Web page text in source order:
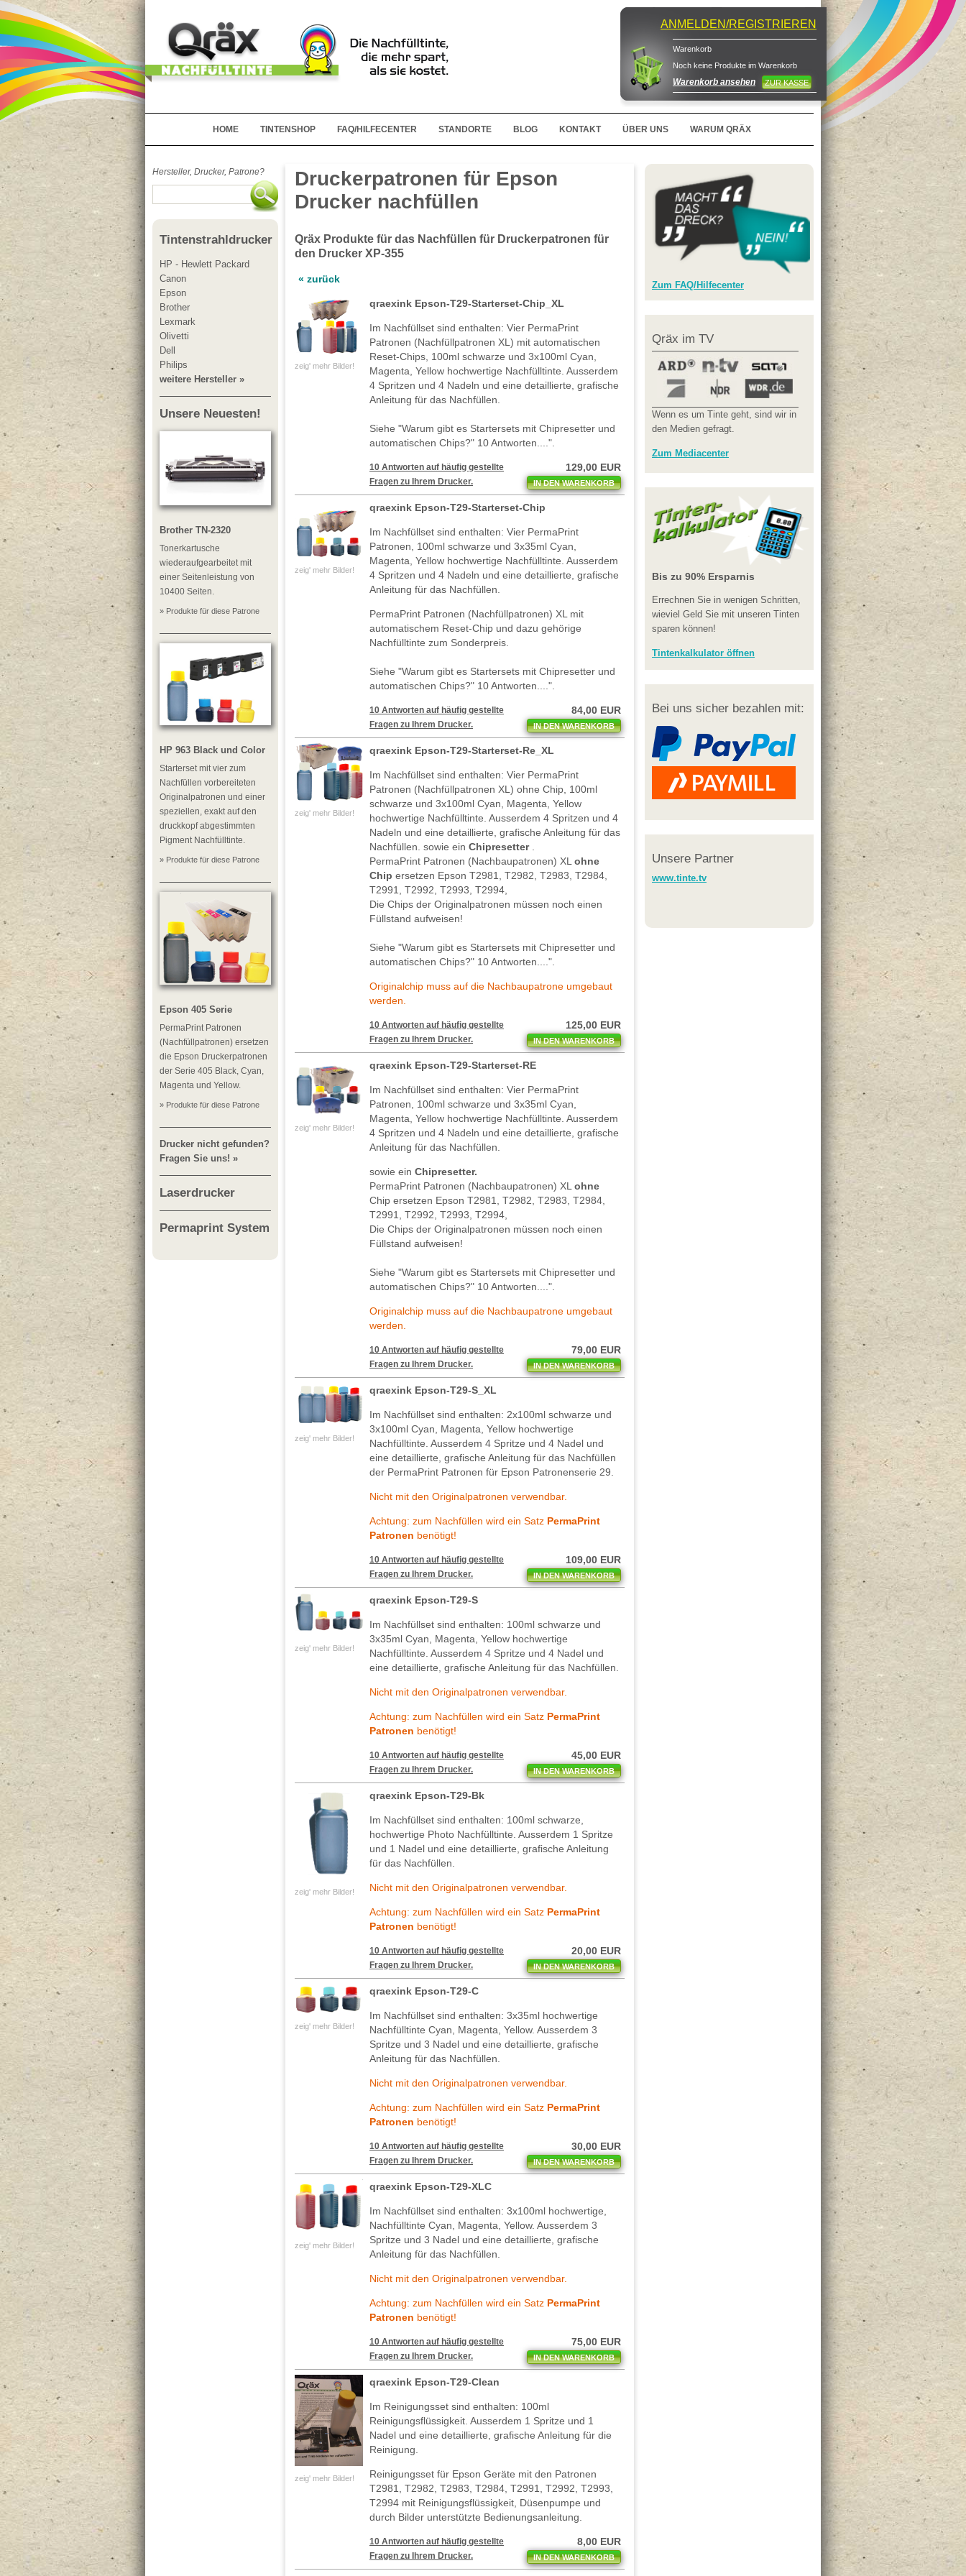
ANMELDEN/REGISTRIEREN
Warenkorb
Noch keine Produkte im Warenkorb
Warenkorb ansehen ZUR KASSE
HOME TINTENSHOP FAQ/HILFECENTER STANDORTE BLOG KONTAKT ÜBER UNS WARUM QRÄX
Hersteller, Drucker, Patrone?
Tintenstrahldrucker
HP - Hewlett Packard
Canon
Epson
Brother
Lexmark
Olivetti
Dell
Philips
weitere Hersteller »
Unsere Neuesten!
Brother TN-2320
Tonerkartusche
wiederaufgearbeitet mit
einer Seitenleistung von
10400 Seiten.
» Produkte für diese Patrone
HP 963 Black und Color
Starterset mit vier zum
Nachfüllen vorbereiteten
Originalpatronen und einer
speziellen, exakt auf den
druckkopf abgestimmten
Pigment Nachfülltinte.
» Produkte für diese Patrone
Epson 405 Serie
PermaPrint Patronen
(Nachfüllpatronen) ersetzen
die Epson Druckerpatronen
der Serie 405 Black, Cyan,
Magenta und Yellow.
» Produkte für diese Patrone
Drucker nicht gefunden?
Fragen Sie uns! »
Laserdrucker
Permaprint System
Druckerpatronen für Epson
Drucker nachfüllen
Qräx Produkte für das Nachfüllen für Druckerpatronen für
den Drucker XP-355
« zurück
zeig' mehr Bilder!
qraexink Epson-T29-Starterset-Chip_XL
Im Nachfüllset sind enthalten: Vier PermaPrint
Patronen (Nachfüllpatronen XL) mit automatischen
Reset-Chips, 100ml schwarze und 3x100ml Cyan,
Magenta, Yellow hochwertige Nachfülltinte. Ausserdem
4 Spritzen und 4 Nadeln und eine detaillierte, grafische
Anleitung für das Nachfüllen.
Siehe "Warum gibt es Startersets mit Chipresetter und
automatischen Chips?" 10 Antworten....".
10 Antworten auf häufig gestellte
Fragen zu Ihrem Drucker.
129,00 EUR
IN DEN WARENKORB
zeig' mehr Bilder!
qraexink Epson-T29-Starterset-Chip
Im Nachfüllset sind enthalten: Vier PermaPrint
Patronen, 100ml schwarze und 3x35ml Cyan,
Magenta, Yellow hochwertige Nachfülltinte. Ausserdem
4 Spritzen und 4 Nadeln und eine detaillierte, grafische
Anleitung für das Nachfüllen.
PermaPrint Patronen (Nachfüllpatronen) XL mit
automatischem Reset-Chip und dazu gehörige
Nachfülltinte zum Sonderpreis.
Siehe "Warum gibt es Startersets mit Chipresetter und
automatischen Chips?" 10 Antworten....".
10 Antworten auf häufig gestellte
Fragen zu Ihrem Drucker.
84,00 EUR
IN DEN WARENKORB
zeig' mehr Bilder!
qraexink Epson-T29-Starterset-Re_XL
Im Nachfüllset sind enthalten: Vier PermaPrint
Patronen (Nachfüllpatronen XL) ohne Chip, 100ml
schwarze und 3x100ml Cyan, Magenta, Yellow
hochwertige Nachfülltinte. Ausserdem 4 Spritzen und 4
Nadeln und eine detaillierte, grafische Anleitung für das
Nachfüllen. sowie ein Chipresetter .
PermaPrint Patronen (Nachbaupatronen) XLohne
Chip ersetzen Epson T2981, T2982, T2983, T2984,
T2991, T2992, T2993, T2994,
Die Chips der Originalpatronen müssen noch einen
Füllstand aufweisen!
Siehe "Warum gibt es Startersets mit Chipresetter und
automatischen Chips?" 10 Antworten....".
Originalchip muss auf die Nachbaupatrone umgebaut
werden.
10 Antworten auf häufig gestellte
Fragen zu Ihrem Drucker.
125,00 EUR
IN DEN WARENKORB
zeig' mehr Bilder!
qraexink Epson-T29-Starterset-RE
Im Nachfüllset sind enthalten: Vier PermaPrint
Patronen, 100ml schwarze und 3x35ml Cyan,
Magenta, Yellow hochwertige Nachfülltinte. Ausserdem
4 Spritzen und 4 Nadeln und eine detaillierte, grafische
Anleitung für das Nachfüllen.
sowie ein Chipresetter.
PermaPrint Patronen (Nachbaupatronen) XLohne
Chip ersetzen Epson T2981, T2982, T2983, T2984,
T2991, T2992, T2993, T2994,
Die Chips der Originalpatronen müssen noch einen
Füllstand aufweisen!
Siehe "Warum gibt es Startersets mit Chipresetter und
automatischen Chips?" 10 Antworten....".
Originalchip muss auf die Nachbaupatrone umgebaut
werden.
10 Antworten auf häufig gestellte
Fragen zu Ihrem Drucker.
79,00 EUR
IN DEN WARENKORB
zeig' mehr Bilder!
qraexink Epson-T29-S_XL
Im Nachfüllset sind enthalten: 2x100ml schwarze und
3x100ml Cyan, Magenta, Yellow hochwertige
Nachfülltinte. Ausserdem 4 Spritze und 4 Nadel und
eine detaillierte, grafische Anleitung für das Nachfüllen
der PermaPrint Patronen für Epson Patronenserie 29.
Nicht mit den Originalpatronen verwendbar.
Achtung: zum Nachfüllen wird ein Satz PermaPrint
Patronen benötigt!
10 Antworten auf häufig gestellte
Fragen zu Ihrem Drucker.
109,00 EUR
IN DEN WARENKORB
zeig' mehr Bilder!
qraexink Epson-T29-S
Im Nachfüllset sind enthalten: 100ml schwarze und
3x35ml Cyan, Magenta, Yellow hochwertige
Nachfülltinte. Ausserdem 4 Spritze und 4 Nadel und
eine detaillierte, grafische Anleitung für das Nachfüllen.
Nicht mit den Originalpatronen verwendbar.
Achtung: zum Nachfüllen wird ein Satz PermaPrint
Patronen benötigt!
10 Antworten auf häufig gestellte
Fragen zu Ihrem Drucker.
45,00 EUR
IN DEN WARENKORB
zeig' mehr Bilder!
qraexink Epson-T29-Bk
Im Nachfüllset sind enthalten: 100ml schwarze,
hochwertige Photo Nachfülltinte. Ausserdem 1 Spritze
und 1 Nadel und eine detaillierte, grafische Anleitung
für das Nachfüllen.
Nicht mit den Originalpatronen verwendbar.
Achtung: zum Nachfüllen wird ein Satz PermaPrint
Patronen benötigt!
10 Antworten auf häufig gestellte
Fragen zu Ihrem Drucker.
20,00 EUR
IN DEN WARENKORB
zeig' mehr Bilder!
qraexink Epson-T29-C
Im Nachfüllset sind enthalten: 3x35ml hochwertige
Nachfülltinte Cyan, Magenta, Yellow. Ausserdem 3
Spritze und 3 Nadel und eine detaillierte, grafische
Anleitung für das Nachfüllen.
Nicht mit den Originalpatronen verwendbar.
Achtung: zum Nachfüllen wird ein Satz PermaPrint
Patronen benötigt!
10 Antworten auf häufig gestellte
Fragen zu Ihrem Drucker.
30,00 EUR
IN DEN WARENKORB
zeig' mehr Bilder!
qraexink Epson-T29-XLC
Im Nachfüllset sind enthalten: 3x100ml hochwertige,
Nachfülltinte Cyan, Magenta, Yellow. Ausserdem 3
Spritze und 3 Nadel und eine detaillierte, grafische
Anleitung für das Nachfüllen.
Nicht mit den Originalpatronen verwendbar.
Achtung: zum Nachfüllen wird ein Satz PermaPrint
Patronen benötigt!
10 Antworten auf häufig gestellte
Fragen zu Ihrem Drucker.
75,00 EUR
IN DEN WARENKORB
zeig' mehr Bilder!
qraexink Epson-T29-Clean
Im Reinigungsset sind enthalten: 100ml
Reinigungsflüssigkeit. Ausserdem 1 Spritze und 1
Nadel und eine detaillierte, grafische Anleitung für die
Reinigung.
Reinigungsset für Epson Geräte mit den Patronen
T2981, T2982, T2983, T2984, T2991, T2992, T2993,
T2994 mit Reinigungsflüssigkeit, Düsenpumpe und
durch Bilder unterstützte Bedienungsanleitung.
10 Antworten auf häufig gestellte
Fragen zu Ihrem Drucker.
8,00 EUR
IN DEN WARENKORB
Zum FAQ/Hilfecenter
Qräx im TV
Wenn es um Tinte geht, sind wir in
den Medien gefragt.
Zum Mediacenter
Bis zu 90% Ersparnis
Errechnen Sie in wenigen Schritten,
wieviel Geld Sie mit unseren Tinten
sparen können!
Tintenkalkulator öffnen
Bei uns sicher bezahlen mit:
Unsere Partner
www.tinte.tv